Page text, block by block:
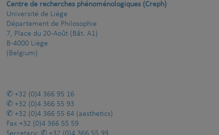
Centre de recherches phénoménologiques (Creph)
Université de Liège
Département de Philosophie
7, Place du 20-Août (Bât. A1)
B-4000 Liège
(Belgium)
+32 (0)4 366 95 16
+32 (0)4 366 55 93
+32 (0)4 366 55 64 (aesthetics)
Fax +32 (0)4 366 55 59